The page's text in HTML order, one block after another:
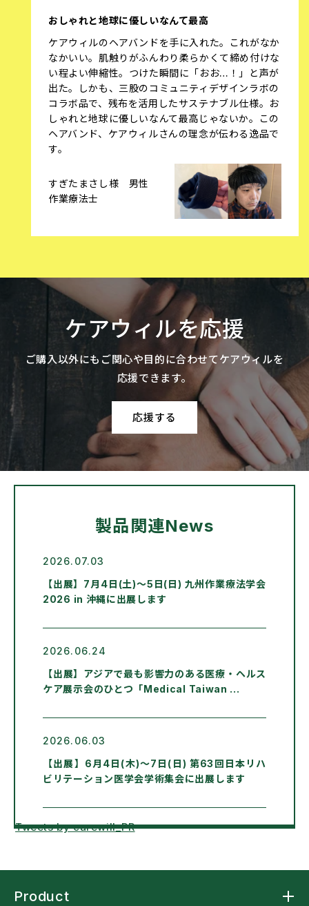
おしゃれと地球に優しいなんて最高
ケアウィルのヘアバンドを手に入れた。これがなか
なかいい。肌触りがふんわり柔らかくて締め付けな
い程よい伸縮性。つけた瞬間に「おお…！」と声が
出た。しかも、三股のコミュニティデザインラボの
コラボ品で、残布を活用したサステナブル仕様。お
しゃれと地球に優しいなんて最高じゃないか。この
ヘアバンド、ケアウィルさんの理念が伝わる逸品で
す。
すぎたまさし様 男性
作業療法士
ケアウィルを応援
ご購入以外にもご関心や目的に合わせてケアウィルを
応援できます。
応援する
製品関連News
2026.07.03
【出展】7月4日(土)～5日(日) 九州作業療法学会
2026 in 沖縄に出展します
2026.06.24
【出展】アジアで最も影響力のある医療・ヘルス
ケア展示会のひとつ「Medical Taiwan ...
2026.06.03
【出展】6月4日(木)～7日(日) 第63回日本リハ
ビリテーション医学会学術集会に出展します
2026.04.12
2026」に出展。アジア市場への展開を加速
Tweets by carewill_PR
Product